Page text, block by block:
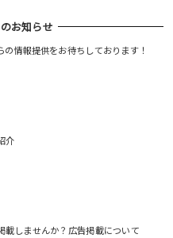
お知らせ
の情報提供をお待ちしております！
介
載しませんか？広告掲載について